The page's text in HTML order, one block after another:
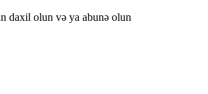
daxil olun və ya abunə olun